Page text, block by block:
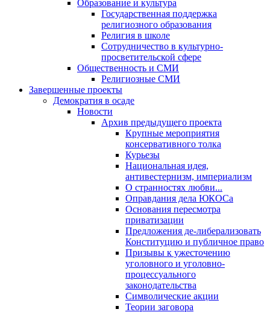
Образование и культура
Государственная поддержка
религиозного образования
Религия в школе
Сотрудничество в культурно-
просветительской сфере
Общественность и СМИ
Религиозные СМИ
Завершенные проекты
Демократия в осаде
Новости
Архив предыдущего проекта
Крупные мероприятия
консервативного толка
Курьезы
Национальная идея,
антивестернизм, империализм
О странностях любви...
Оправдания дела ЮКОСа
Основания пересмотра
приватизации
Предложения де-либерализовать
Конституцию и публичное право
Призывы к ужесточению
уголовного и уголовно-
процессуального
законодательства
Символические акции
Теории заговора